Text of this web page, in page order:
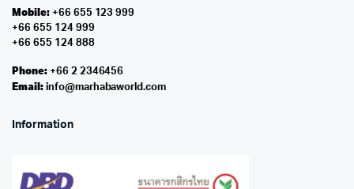
Mobile:+66 655 123 999
+66 655 124 999
+66 655 124 888
Phone:+66 2 2346456
Email: info@marhabaworld.com
Information